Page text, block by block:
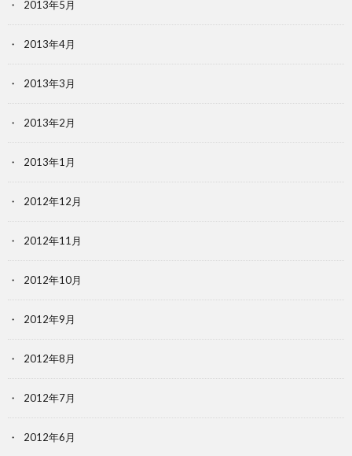
2013年5月
2013年4月
2013年3月
2013年2月
2013年1月
2012年12月
2012年11月
2012年10月
2012年9月
2012年8月
2012年7月
2012年6月